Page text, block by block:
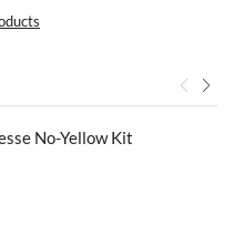
No-Yellow Kit